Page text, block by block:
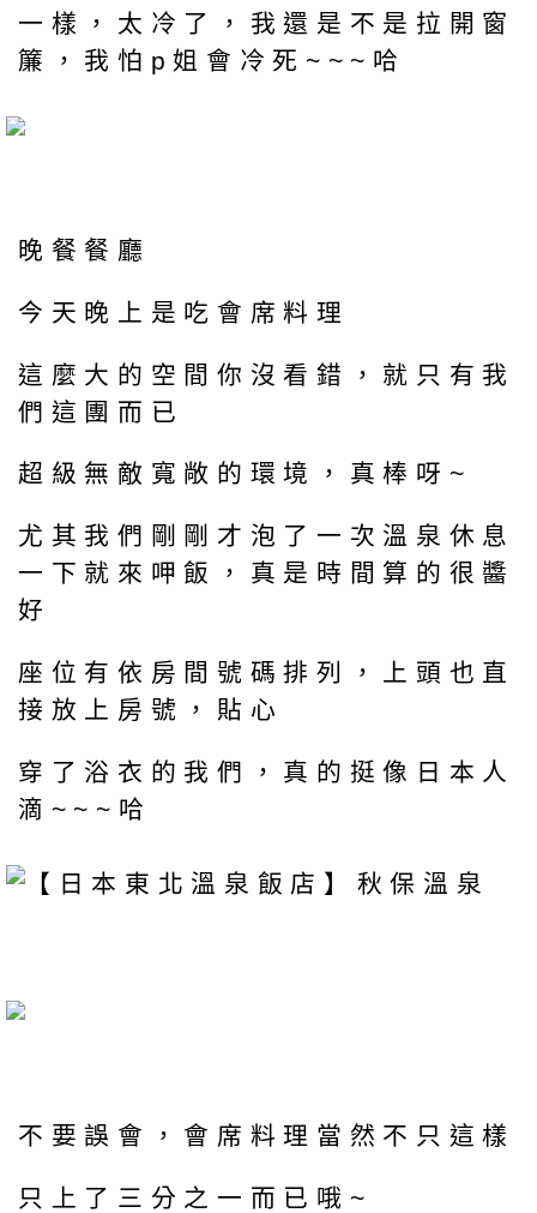
一樣，太冷了，我還是不是拉開窗
簾，我怕p姐會冷死~~~哈
晚餐餐廳
今天晚上是吃會席料理
這麼大的空間你沒看錯，就只有我
們這團而已
超級無敵寬敞的環境，真棒呀~
尤其我們剛剛才泡了一次溫泉休息
一下就來呷飯，真是時間算的很醬
好
座位有依房間號碼排列，上頭也直
接放上房號，貼心
穿了浴衣的我們，真的挺像日本人
滴~~~哈
不要誤會，會席料理當然不只這樣
只上了三分之一而已哦~